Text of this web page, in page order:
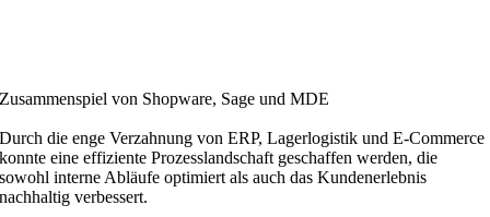
Zusammenspiel von Shopware, Sage und MDE
Durch die enge Verzahnung von ERP, Lagerlogistik und E-Commerce
konnte eine effiziente Prozesslandschaft geschaffen werden, die
sowohl interne Abläufe optimiert als auch das Kundenerlebnis
nachhaltig verbessert.